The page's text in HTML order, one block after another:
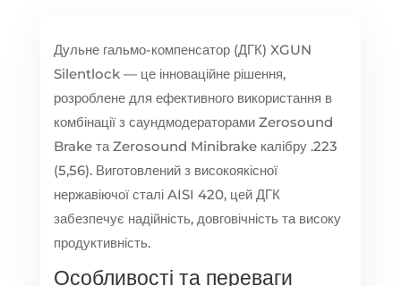
Дульне гальмо-компенсатор (ДГК) XGUN
Silentlock — це інноваційне рішення,
розроблене для ефективного використання в
комбінації з саундмодераторами Zerosound
Brake та Zerosound Minibrake калібру .223
(5,56). Виготовлений з високоякісної
нержавіючої сталі AISI 420, цей ДГК
забезпечує надійність, довговічність та високу
продуктивність.
Особливості та переваги